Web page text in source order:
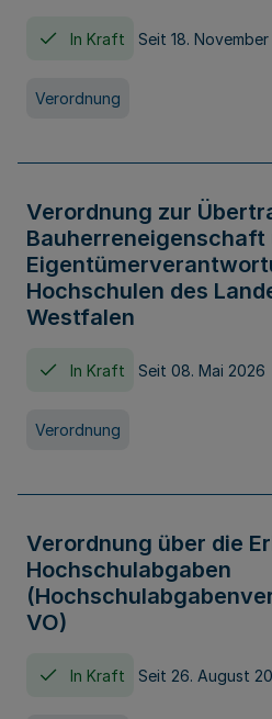
In Kraft Seit 18.
Verordnung
Verordnung zur
Bauherreneigenschaft
Hochschulen des
Westfalen
In Kraft Seit 08. Mai 2026
Verordnung
Verordnung über die
Hochschulabgaben
VO)
In Kraft Seit 26. August